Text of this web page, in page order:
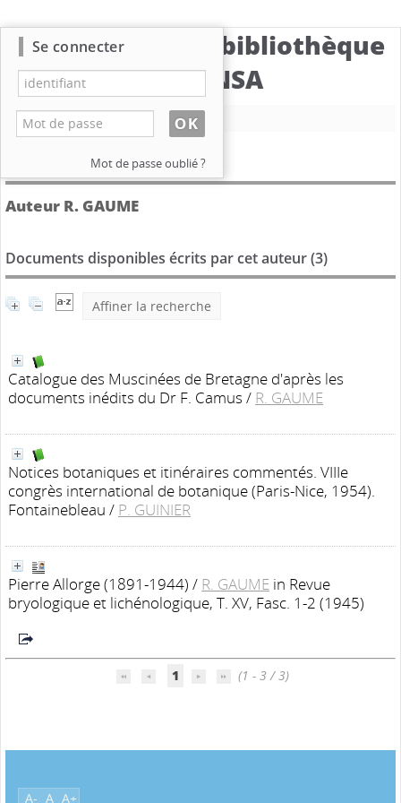
Catalogue de la bibliothèque
du CBNSA
Nouvelle recherche
Détail de l'auteur
Auteur R. GAUME
Documents disponibles écrits par cet auteur (3)
Affiner la recherche
Catalogue des Muscinées de Bretagne d'après les
documents inédits du Dr F. Camus / R. GAUME
Notices botaniques et itinéraires commentés. VIIIe
congrès international de botanique (Paris-Nice, 1954).
Fontainebleau / P. GUINIER
Pierre Allorge (1891-1944) / R. GAUME in Revue
bryologique et lichénologique, T. XV, Fasc. 1-2 (1945)
1 (1 - 3 / 3)
A- A A+
Se connecter
Mot de passe oublié ?